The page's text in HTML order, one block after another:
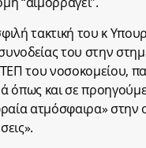
τακτική του κ
του στην
του νοσοκομείου,
όπως και σε
ατμόσφαιρα» στην